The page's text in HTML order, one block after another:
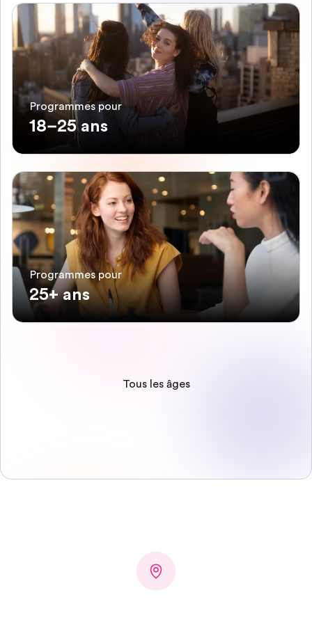
Programmes pour
18–25 ans
Programmes pour
25+ ans
Tous les âges